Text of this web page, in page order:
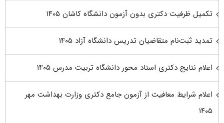
تکمیل ظرفیت دکتری بدون آزمون دانشگاه کاشان ۱۴۰۵
تمدید ثبت‌نام متقاضیان تدریس دانشگاه آزاد ۱۴۰۵
اعلام نتایج دکتری استاد محور دانشگاه تربیت مدرس ۱۴۰۵
اعلام شرایط معافیت از آزمون جامع دکتری وزارت بهداشت مهر
۱۴۰۵